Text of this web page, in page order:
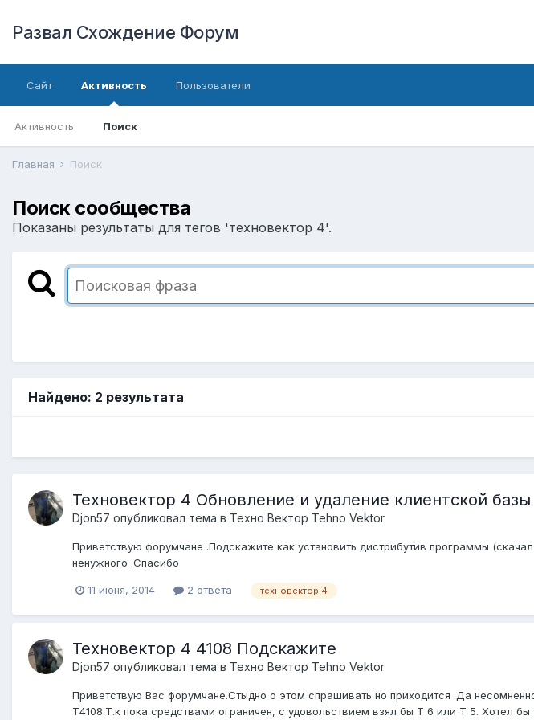
Развал Схождение Форум
Сайт Активность
Активность Поиск
Пользователи
Главная Поиск
Поиск сообщества
Показаны результаты для тегов 'техновектор 4'.
Найдено: 2 результата
Техновектор 4 Обновление и удаление клиентской базы
Djon57 опубликовал тема в Техно Вектор Tehno Vektor
Приветствую форумчане .Подскажите как установить дистрибутив программы
ненужного .Спасибо
11 июня, 2014 2 ответа техновектор 4
Техновектор 4 4108 Подскажите
Djon57 опубликовал тема в Техно Вектор Tehno Vektor
Приветствую Вас форумчане.Стыдно о этом спрашивать но приходится .Да
Т4108.Т.к пока средствами ограничен, с удовольствием взял бы Т 6 или Т 5. Хотел бы